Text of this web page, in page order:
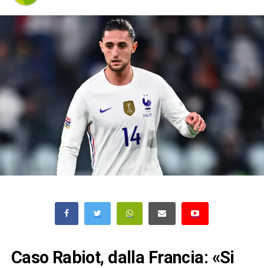
Caso Rabiot, dalla Francia: «Si